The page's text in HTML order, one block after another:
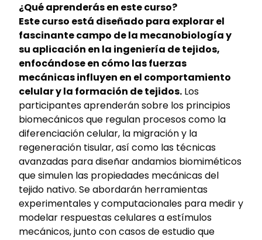
¿Qué aprenderás en este curso?
Este curso está diseñado para explorar el
fascinante campo de la mecanobiología y
su aplicación en la ingeniería de tejidos,
enfocándose en cómo las fuerzas
mecánicas influyen en el comportamiento
celular y la formación de tejidos. Los
participantes aprenderán sobre los principios
biomecánicos que regulan procesos como la
diferenciación celular, la migración y la
regeneración tisular, así como las técnicas
avanzadas para diseñar andamios biomiméticos
que simulen las propiedades mecánicas del
tejido nativo. Se abordarán herramientas
experimentales y computacionales para medir y
modelar respuestas celulares a estímulos
mecánicos, junto con casos de estudio que